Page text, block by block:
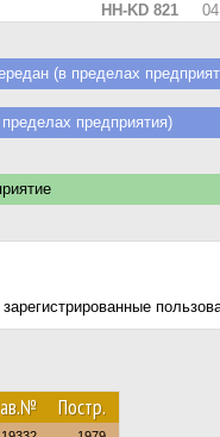
HH-KD 821
(в пределах
предприятия)
Постр.